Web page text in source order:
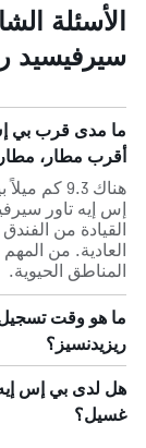
الأسئلة
سيرفيسيد
ما مدى قرب بي
أقرب مطار، مطار
هناك 9.3
إس إيه تاور
العادية. من
المناطق الحيوية.
ما هو وقت تسجيل
ريزيدنسيز؟
هل لدى بي إس
غسيل؟